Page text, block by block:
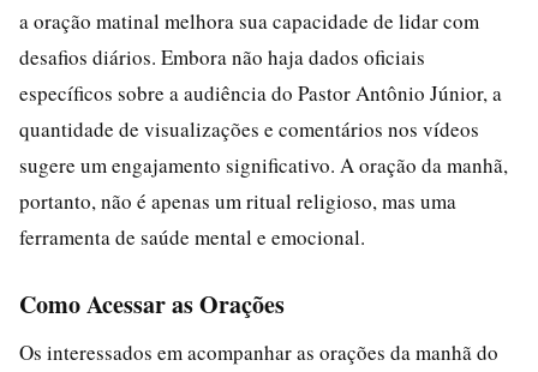
a oração matinal melhora sua capacidade de lidar com
desafios diários. Embora não haja dados oficiais
específicos sobre a audiência do Pastor Antônio Júnior, a
quantidade de visualizações e comentários nos vídeos
sugere um engajamento significativo. A oração da manhã,
portanto, não é apenas um ritual religioso, mas uma
ferramenta de saúde mental e emocional.
Como Acessar as Orações
Os interessados em acompanhar as orações da manhã do